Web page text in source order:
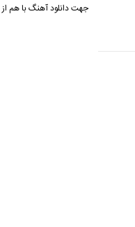
جهت دانلود آهنگ با هم از